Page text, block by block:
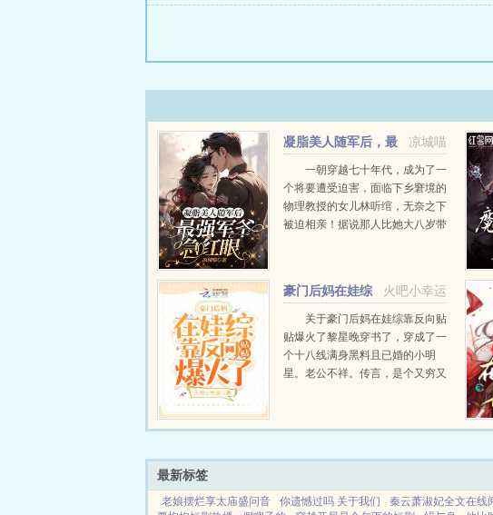
凉城喵
凝脂美人随军后，最
强军爷急红眼
一朝穿越七十年代，成为了一
个将要遭受迫害，面临下乡窘境的
物理教授的女儿林听绾，无奈之下
被迫相亲！据说那人比她大八岁带
个妥妥的纯情小狼狗！结婚后...
火吧小幸运
豪门后妈在娃综
靠反向贴贴爆火了
关于豪门后妈在娃综靠反向贴
贴爆火了黎星晚穿书了，穿成了一
个十八线满身黑料且已婚的小明
星。老公不祥。传言，是个又穷又
妇。对此传言，黎星晚本人保持着
最新标签
老娘摆烂享太庙盛问音 你遗憾过吗 关于我们 秦云萧淑妃全文在线